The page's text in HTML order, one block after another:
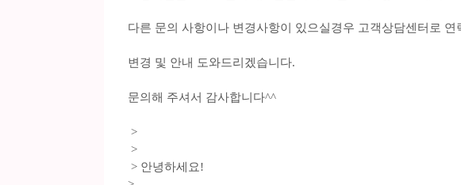
다른 문의 사항이나 변경사항이 있으실경우 고객상담센터로 연
변경 및 안내 도와드리겠습니다.
문의해 주셔서 감사합니다^^
>
>
> 안녕하세요!